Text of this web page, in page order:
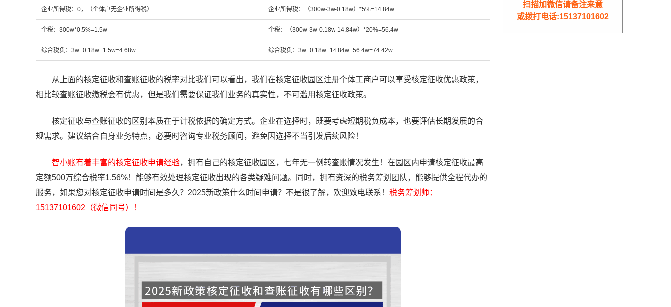
企业所得税：0，（个体户无企业所得税） 企业所得税：（300w-3w-0.18w）*5%=14.84w
个税：300w*0.5%=1.5w 个税：（300w-3w-0.18w-14.84w）*20%=56.4w
综合税负：3w+0.18w+1.5w=4.68w 综合税负：3w+0.18w+14.84w+56.4w=74.42w
从上面的核定征收和查账征收的税率对比我们可以看出，我们在核定征收园区注册个体工商户可以享受核定征收优惠政策，
相比较查账征收缴税会有优惠，但是我们需要保证我们业务的真实性，不可滥用核定征收政策。
核定征收与查账征收的区别本质在于计税依据的确定方式。企业在选择时，既要考虑短期税负成本，也要评估长期发展的合
规需求。建议结合自身业务特点，必要时咨询专业税务顾问，避免因选择不当引发后续风险！
智小账有着丰富的核定征收申请经验，拥有自己的核定征收园区，七年无一例转查账情况发生！在园区内申请核定征收最高
定额500万综合税率1.56%！能够有效处理核定征收出现的各类疑难问题。同时，拥有资深的税务筹划团队，能够提供全程代办的
服务，如果您对核定征收申请时间是多久？2025新政策什么时间申请？不是很了解，欢迎致电联系！ 税务筹划师：
15137101602（微信同号）！
扫描加微信请备注来意
或拨打电话:15137101602